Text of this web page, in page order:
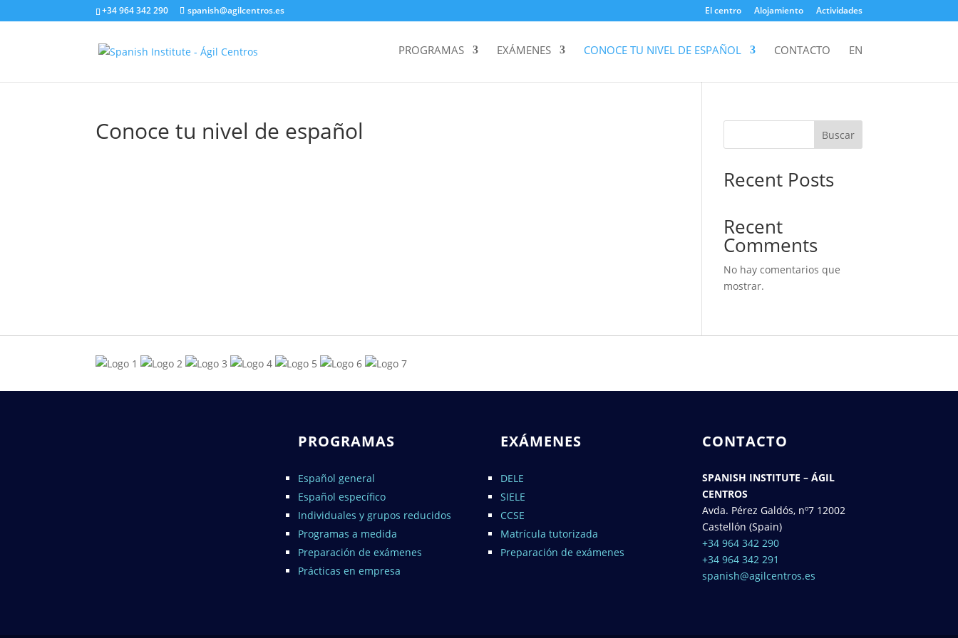
+34 964 342 290 spanish@agilcentros.es El centro Alojamiento Actividades
PROGRAMAS EXÁMENES CONOCE TU NIVEL DE ESPAÑOL CONTACTO EN
Conoce tu nivel de español Buscar
Recent Posts
Recent
Comments
No hay comentarios que
mostrar.
PROGRAMAS
Español general
Español específico
Individuales y grupos reducidos
Programas a medida
Preparación de exámenes
Prácticas en empresa
EXÁMENES
DELE
SIELE
CCSE
Matrícula tutorizada
Preparación de exámenes
CONTACTO
SPANISH INSTITUTE – ÁGIL
CENTROS
Avda. Pérez Galdós, nº7 12002
Castellón (Spain)
+34 964 342 290
+34 964 342 291
spanish@agilcentros.es